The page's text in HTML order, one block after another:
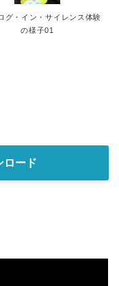
グ・イン・サイレンス体験
の様子01
ロード